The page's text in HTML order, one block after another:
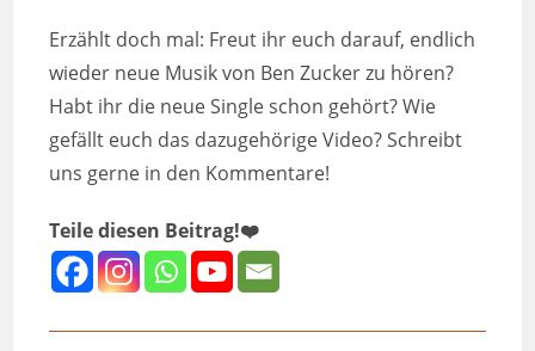
Erzählt doch mal: Freut ihr euch darauf, endlich
wieder neue Musik von Ben Zucker zu hören?
Habt ihr die neue Single schon gehört? Wie
gefällt euch das dazugehörige Video? Schreibt
uns gerne in den Kommentare!
Teile diesen Beitrag!❤️